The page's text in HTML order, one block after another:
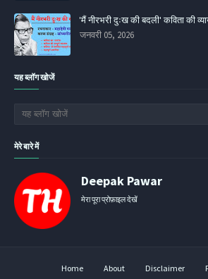
'मैं नीरभरी दुःख की बदली' कविता की
जनवरी 05, 2026
यह ब्लॉग खोजें
मेरे बारे में
Deepak Pawar
मेरा पूरा प्रोफ़ाइल देखें
Home About Disclaimer